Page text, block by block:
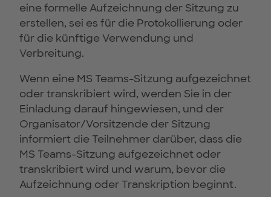
eine formelle Aufzeichnung der Sitzung zu
erstellen, sei es für die Protokollierung oder
für die künftige Verwendung und
Verbreitung.
Wenn eine MS Teams-Sitzung aufgezeichnet
oder transkribiert wird, werden Sie in der
Einladung darauf hingewiesen, und der
Organisator/Vorsitzende der Sitzung
informiert die Teilnehmer darüber, dass die
MS Teams-Sitzung aufgezeichnet oder
transkribiert wird und warum, bevor die
Aufzeichnung oder Transkription beginnt.